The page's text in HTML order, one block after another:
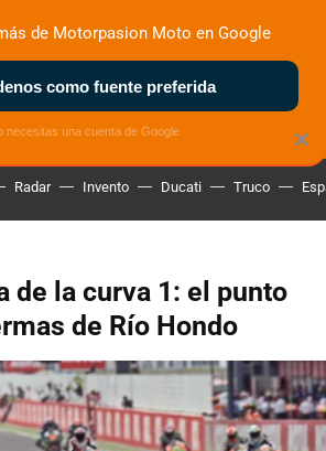
DEPORTIVAS MOTOS ELÉCTRICAS
Radar Invento Ducati Truco
de la curva 1: el punto
de Río Hondo
×
de Motorpasion Moto en Google
como fuente preferida
necesitas una cuenta de Google